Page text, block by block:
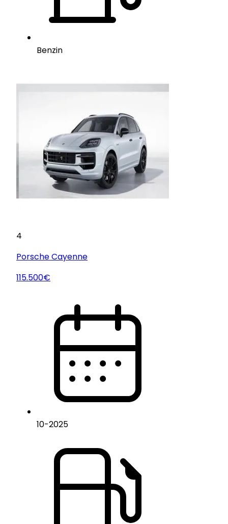
Benzin
4
PorscheCayenne
115.500€
10-2025